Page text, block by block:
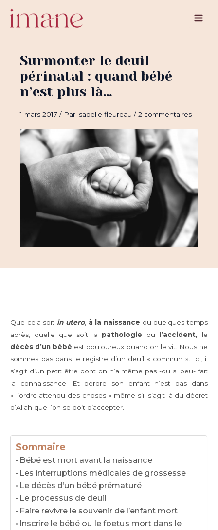
contenu
Main
Surmonter le deuil
périnatal : quand bébé
n’est plus là…
1 mars 2017/ Par isabelle fleureau/2 commentaires
Que cela soit in utero, à la naissance ou quelques temps
après, quelle que soit la pathologie ou l’accident, le
décès d’un bébé est douloureux quand on le vit. Nous ne
sommes pas dans le registre d’un deuil « commun ». Ici, il
s’agit d’un petit être dont on n’a même pas -ou si peu- fait
la connaissance. Et perdre son enfant n’est pas dans
« l’ordre attendu des choses » même s’il s’agit là du décret
d’Allah que l’on se doit d’accepter.
Sommaire
Bébé est mort avant la naissance
Les interruptions médicales de grossesse
Le décès d’un bébé prématuré
Le processus de deuil
Faire revivre le souvenir de l’enfant mort
Inscrire le bébé ou le foetus mort dans le